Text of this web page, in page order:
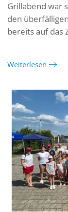
Grillabend war
den
bereits auf das
Weiterlesen